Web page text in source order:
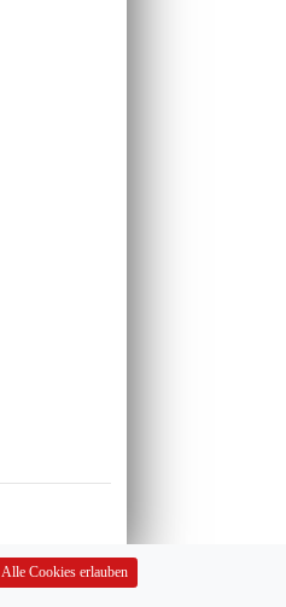
Alle Cookies erlauben